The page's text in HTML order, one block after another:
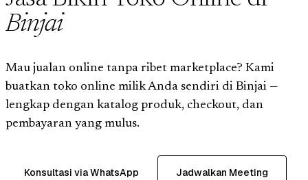
Binjai
Mau jualan online tanpa ribet marketplace? Kami
buatkan toko online milik Anda sendiri di Binjai —
lengkap dengan katalog produk, checkout, dan
pembayaran yang mulus.
Konsultasi via WhatsApp Jadwalkan Meeting